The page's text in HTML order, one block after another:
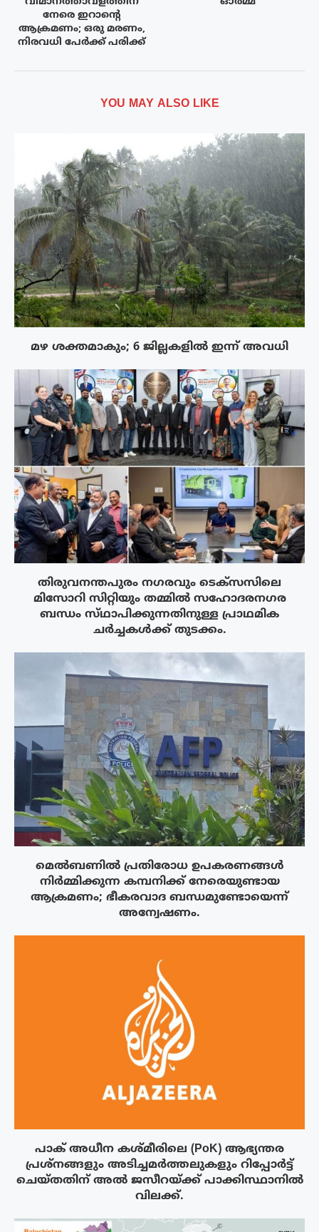
നേരെ ഇറാന്‍റെ
ആക്രമണം; ഒരു മരണം,
നിരവധി പേർക്ക് പരിക്ക്
YOU MAY ALSO LIKE
മഴ ശക്തമാകും; 6 ജില്ലകളിൽ ഇന്ന് അവധി
തിരുവനന്തപുരം നഗരവും ടെക്‌സസിലെ
മിസോറി സിറ്റിയും തമ്മിൽ സഹോദരനഗര
ബന്ധം സ്‌ഥാപിക്കുന്നതിനുള്ള പ്രാഥമിക
ചർച്ചകൾക്ക് തുടക്കം.
മെൽബണിൽ പ്രതിരോധ ഉപകരണങ്ങൾ
നിർമ്മിക്കുന്ന കമ്പനിക്ക് നേരെയുണ്ടായ
ആക്രമണം; ഭീകരവാദ ബന്ധമുണ്ടോയെന്ന്
അന്വേഷണം.
പാക് അധീന കശ്മീരിലെ (PoK) ആഭ്യന്തര
പ്രശ്നങ്ങളും അടിച്ചമർത്തലുകളും റിപ്പോർട്ട്
ചെയ്തതിന് അൽ ജസീറയ്‌ക്ക് പാക്കിസ്ഥാനിൽ
വിലക്ക്.